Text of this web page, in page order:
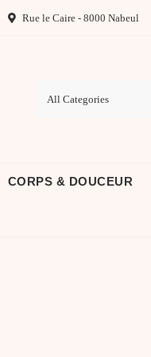
Rue le Caire - 8000 Nabeul
CORPS & DOUCEUR